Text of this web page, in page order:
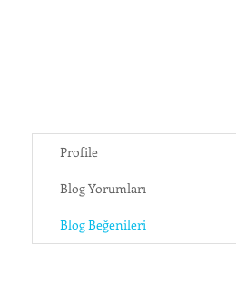
Profile
Blog Yorumları
Blog Beğenileri